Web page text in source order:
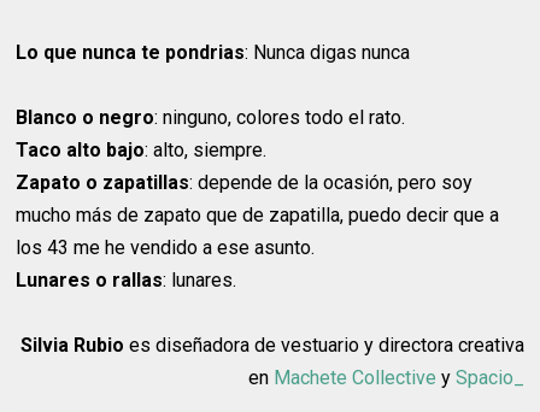
Lo que nunca te pondrias: Nunca digas nunca
Blanco o negro: ninguno, colores todo el rato.
Taco alto bajo: alto, siempre.
Zapato o zapatillas: depende de la ocasión, pero soy
mucho más de zapato que de zapatilla, puedo decir que a
los 43 me he vendido a ese asunto.
Lunares o rallas: lunares.
Silvia Rubio es diseñadora de vestuario y directora creativa
en Machete Collective y Spacio_